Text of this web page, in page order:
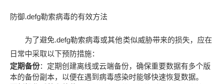
防御.defg勒索病毒的有效方法
为了避免.defg勒索病毒或其他类似威胁带来的损失，应在
日常中采取以下预防措施：
定期备份：定期创建离线或云端备份，确保重要数据有多个版
本的备份副本，以便在遇到病毒感染时能够快速恢复数据。